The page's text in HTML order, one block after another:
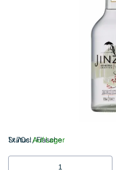
Status:Auf Lager
1 x 70cl / Flasche